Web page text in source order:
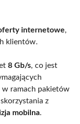
internetowe,
klientów.
8 Gb/s, co jest
ramach pakietów
z
mobilna.